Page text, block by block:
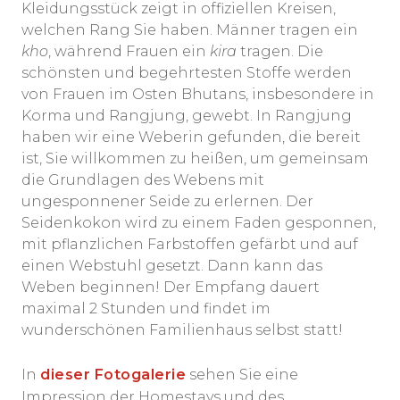
Kleidungsstück zeigt in offiziellen Kreisen,
welchen Rang Sie haben. Männer tragen ein
kho, während Frauen ein kira tragen. Die
schönsten und begehrtesten Stoffe werden
von Frauen im Osten Bhutans, insbesondere in
Korma und Rangjung, gewebt. In Rangjung
haben wir eine Weberin gefunden, die bereit
ist, Sie willkommen zu heißen, um gemeinsam
die Grundlagen des Webens mit
ungesponnener Seide zu erlernen. Der
Seidenkokon wird zu einem Faden gesponnen,
mit pflanzlichen Farbstoffen gefärbt und auf
einen Webstuhl gesetzt. Dann kann das
Weben beginnen! Der Empfang dauert
maximal 2 Stunden und findet im
wunderschönen Familienhaus selbst statt!
In dieser Fotogalerie sehen Sie eine